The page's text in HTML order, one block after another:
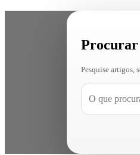
Procurar
Pesquise artigos,